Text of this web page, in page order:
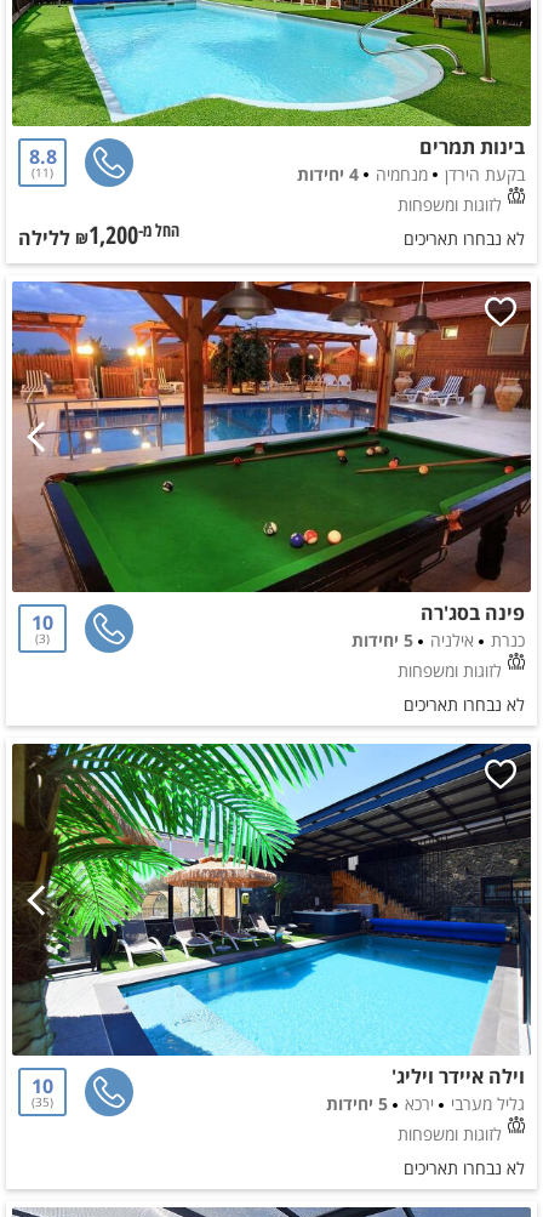
בינות תמרים
בקעת הירדן מנחמיה
4 יחידות
לזוגות ומשפחות
8.8
11
לא נבחרו תאריכים החל מ-₪1,200 ללילה
פינה בסג'רה
כנרת אילניה
5 יחידות
לזוגות ומשפחות
10
3
לא נבחרו תאריכים
וילה איידר ויליג'
גליל מערבי ירכא
5 יחידות
לזוגות ומשפחות
10
35
לא נבחרו תאריכים